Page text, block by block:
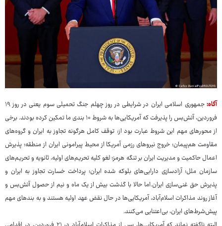
آگاه:
جمهوری اسلامی ایران در شرایطی در روز چهلم جنگ تحمیلی سوم یعنی در روز ۱۹
فروردین، آتش‌بس را پذیرفت که آمریکایی‌ها به شروط ۱۰ بندی ما تمکین کرده بودند. برخی
از محورهای مهم این شروط عبارت بود از: توقف کامل هرگونه تجاوز به ایران و گروه‌های
مقاومت هم‌پیمان؛ خروج نیروهای رزمی آمریکا از محیط پیرامونی ایران از منطقه؛ پذیرش
اعمال حاکمیت و مدیریت ایران بر تنگه هرمز؛ لغو کلیه تحریم‌های اولیه، ثانویه و تحریم‌های
سازمان ملل؛ آزادسازی دارایی‌های بلوکه شده ایران؛ پرداخت خسارت تجاوز به ایران و
پذیرش حق غنی‌سازی ایران.اما حالا با گذشت بیش از یک ماه و نیم از حصول آتش‌بس و
آغاز روند مذاکرات اسلام‌آباد، آمریکایی‌ها در حال نقض عهد اولیه هستند و به بندهای مهم
پیش‌شرط‌های ایران، بی‌اعتنایی می‌کنند.